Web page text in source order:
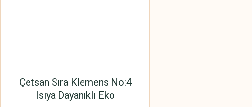
Çetsan Sıra Klemens No:4
Isıya Dayanıklı Eko